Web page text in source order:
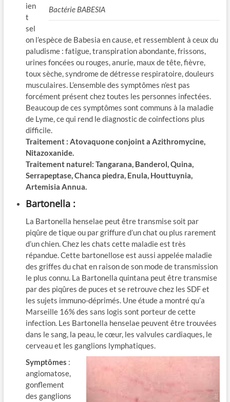
Bactérie BABESIA
ien
t
sel
on l’espèce de Babesia en cause, et ressemblent à ceux du
paludisme : fatigue, transpiration abondante, frissons,
urines foncées ou rouges, anurie, maux de tête, fièvre,
toux sèche, syndrome de détresse respiratoire, douleurs
musculaires. L’ensemble des symptômes n’est pas
forcément présent chez toutes les personnes infectées.
Beaucoup de ces symptômes sont communs à la maladie
de Lyme, ce qui rend le diagnostic de coinfections plus
difficile.
Traitement : Atovaquone conjoint a Azithromycine,
Nitazoxanide.
Traitement naturel: Tangarana, Banderol, Quina,
Serrapeptase, Chanca piedra, Enula, Houttuynia,
Artemisia Annua.
Bartonella :
La Bartonella henselae peut être transmise soit par
piqûre de tique ou par griffure d’un chat ou plus rarement
d’un chien. Chez les chats cette maladie est très
répandue. Cette bartonellose est aussi appelée maladie
des griffes du chat en raison de son mode de transmission
le plus connu. La Bartonella quintana peut être transmise
par des piqûres de puces et se retrouve chez les SDF et
les sujets immuno-déprimés. Une étude a montré qu’a
Marseille 16% des sans logis sont porteur de cette
infection. Les Bartonella henselae peuvent être trouvées
dans le sang, la peau, le cœur, les valvules cardiaques, le
cerveau et les ganglions lymphatiques.
Symptômes :
angiomatose,
gonflement
des ganglions